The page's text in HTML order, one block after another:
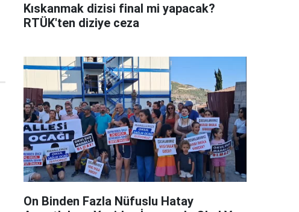
Kıskanmak dizisi final mi yapacak?
RTÜK'ten diziye ceza
On Binden Fazla Nüfuslu Hatay